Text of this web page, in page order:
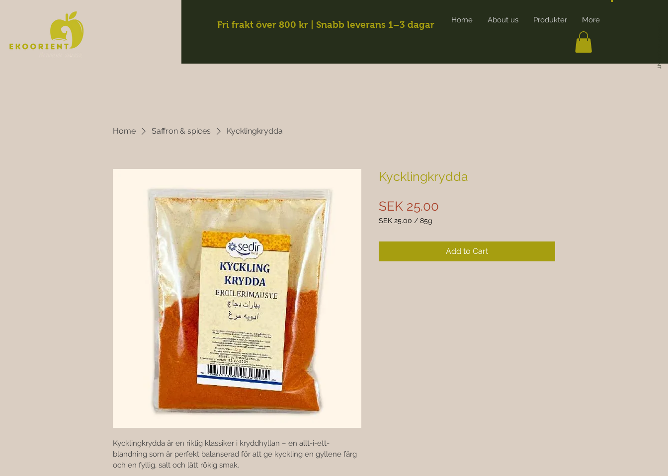
Fri frakt över 800 kr | Snabb leverans 1–3 dagar Home About us Produkter More
Home Saffron & spices Kycklingkrydda
Kycklingkrydda är en riktig klassiker i kryddhyllan – en allt-i-ett-
blandning som är perfekt balanserad för att ge kyckling en gyllene färg
och en fyllig, salt och lätt rökig smak.
Kycklingkrydda
SEK 25.00
SEK 25.00 / 85g
Add to Cart